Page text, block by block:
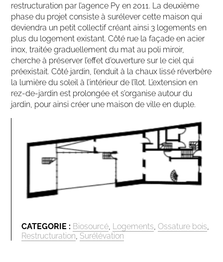
restructuration par l’agence Py en 2011. La deuxième
phase du projet consiste à surélever cette maison qui
deviendra un petit collectif créant ainsi 3 logements en
plus du logement existant. Côté rue la façade en acier
inox, traitée graduellement du mat au poli miroir,
cherche à préserver l’effet d’ouverture sur le ciel qui
préexistait. Côté jardin, l’enduit à la chaux lissé réverbère
la lumière du soleil à l’intérieur de l’îlot. L’extension en
rez-de-jardin est prolongée et s’organise autour du
jardin, pour ainsi créer une maison de ville en duple.
CATEGORIE : Biosourcé, Logements,Ossature bois,
Restructuration, Surélévation